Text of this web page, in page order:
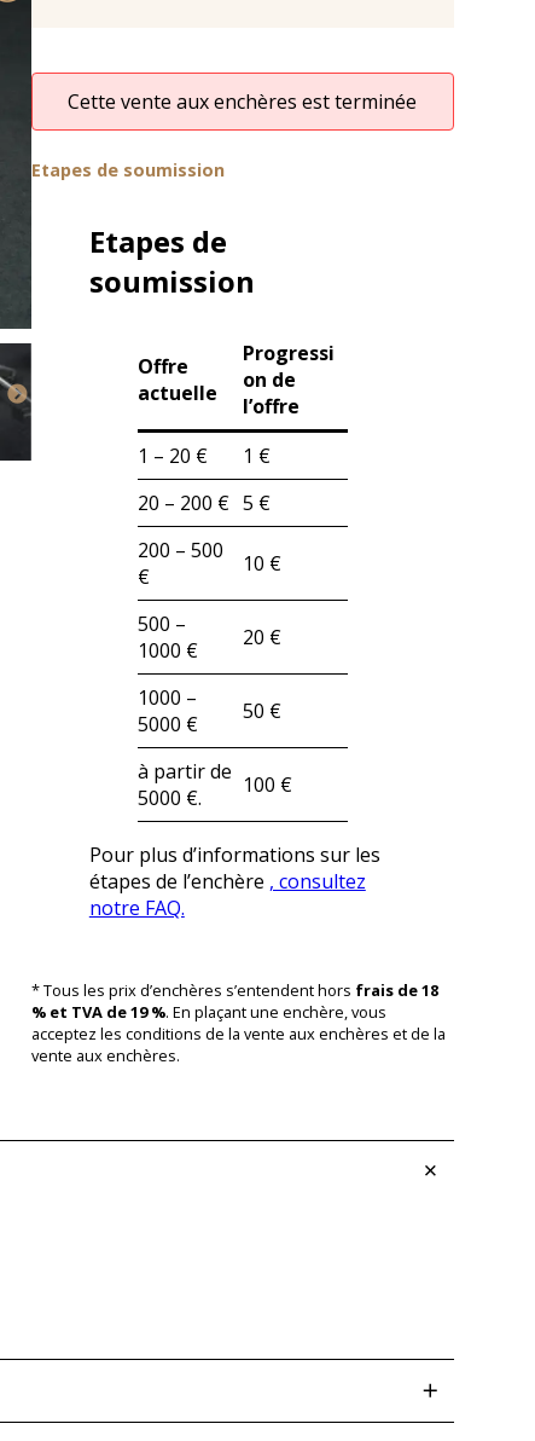
Cette vente aux enchères est terminée
Etapes de soumission
Etapes de
soumission
Offre
actuelle
Progressi
on de
l’offre
1 – 20 €
1 €
20 – 200 € 5 €
200 – 500
€
10 €
500 –
1000 €
20 €
1000 –
5000 €
50 €
à partir de
5000 €.
100 €
Pour plus d’informations sur les
étapes de l’enchère , consultez
notre FAQ.
* Tous les prix d’enchères s’entendent hors frais de 18
% et TVA de 19 %. En plaçant une enchère, vous
acceptez les conditions de la vente aux enchères et de la
vente aux enchères.